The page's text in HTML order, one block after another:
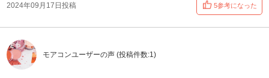
2024年09月17日投稿 5参考になった
モアコンユーザーの声 (投稿件数:1)